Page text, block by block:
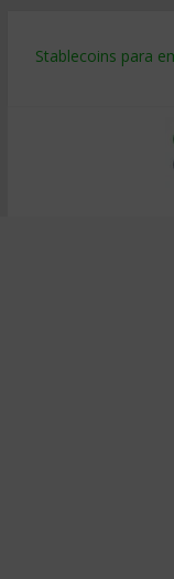
Stablecoins para
Despido
IA en selección
Trabajo forzoso
Mercado hispano